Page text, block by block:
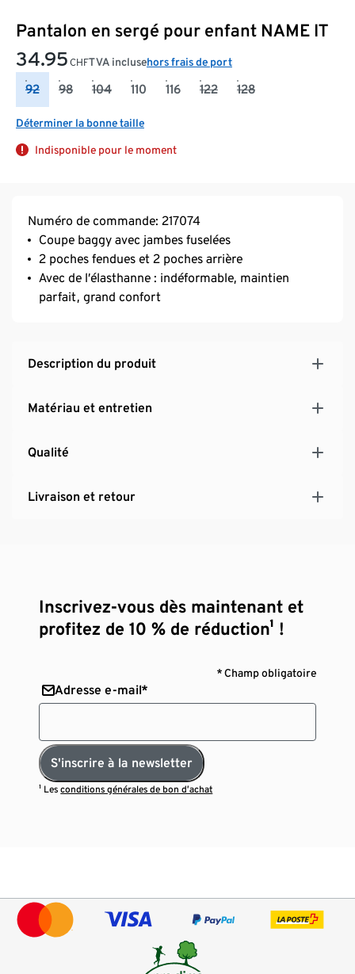
Pantalon en sergé pour enfant NAME IT
34.95 CHFTVA inclusehors frais de port
92 98 104 110 116 122 128
Déterminer la bonne taille
Indisponible pour le moment
Numéro de commande: 217074
Coupe baggy avec jambes fuselées
2 poches fendues et 2 poches arrière
Avec de l’élasthanne : indéformable, maintien
parfait, grand confort
Description du produit
Matériau et entretien
Qualité
Livraison et retour
Inscrivez-vous dès maintenant et
profitez de 10 % de réduction¹ !
* Champ obligatoire
Adresse e-mail*
S'inscrire à la newsletter
¹ Lesconditions générales de bon d’achat